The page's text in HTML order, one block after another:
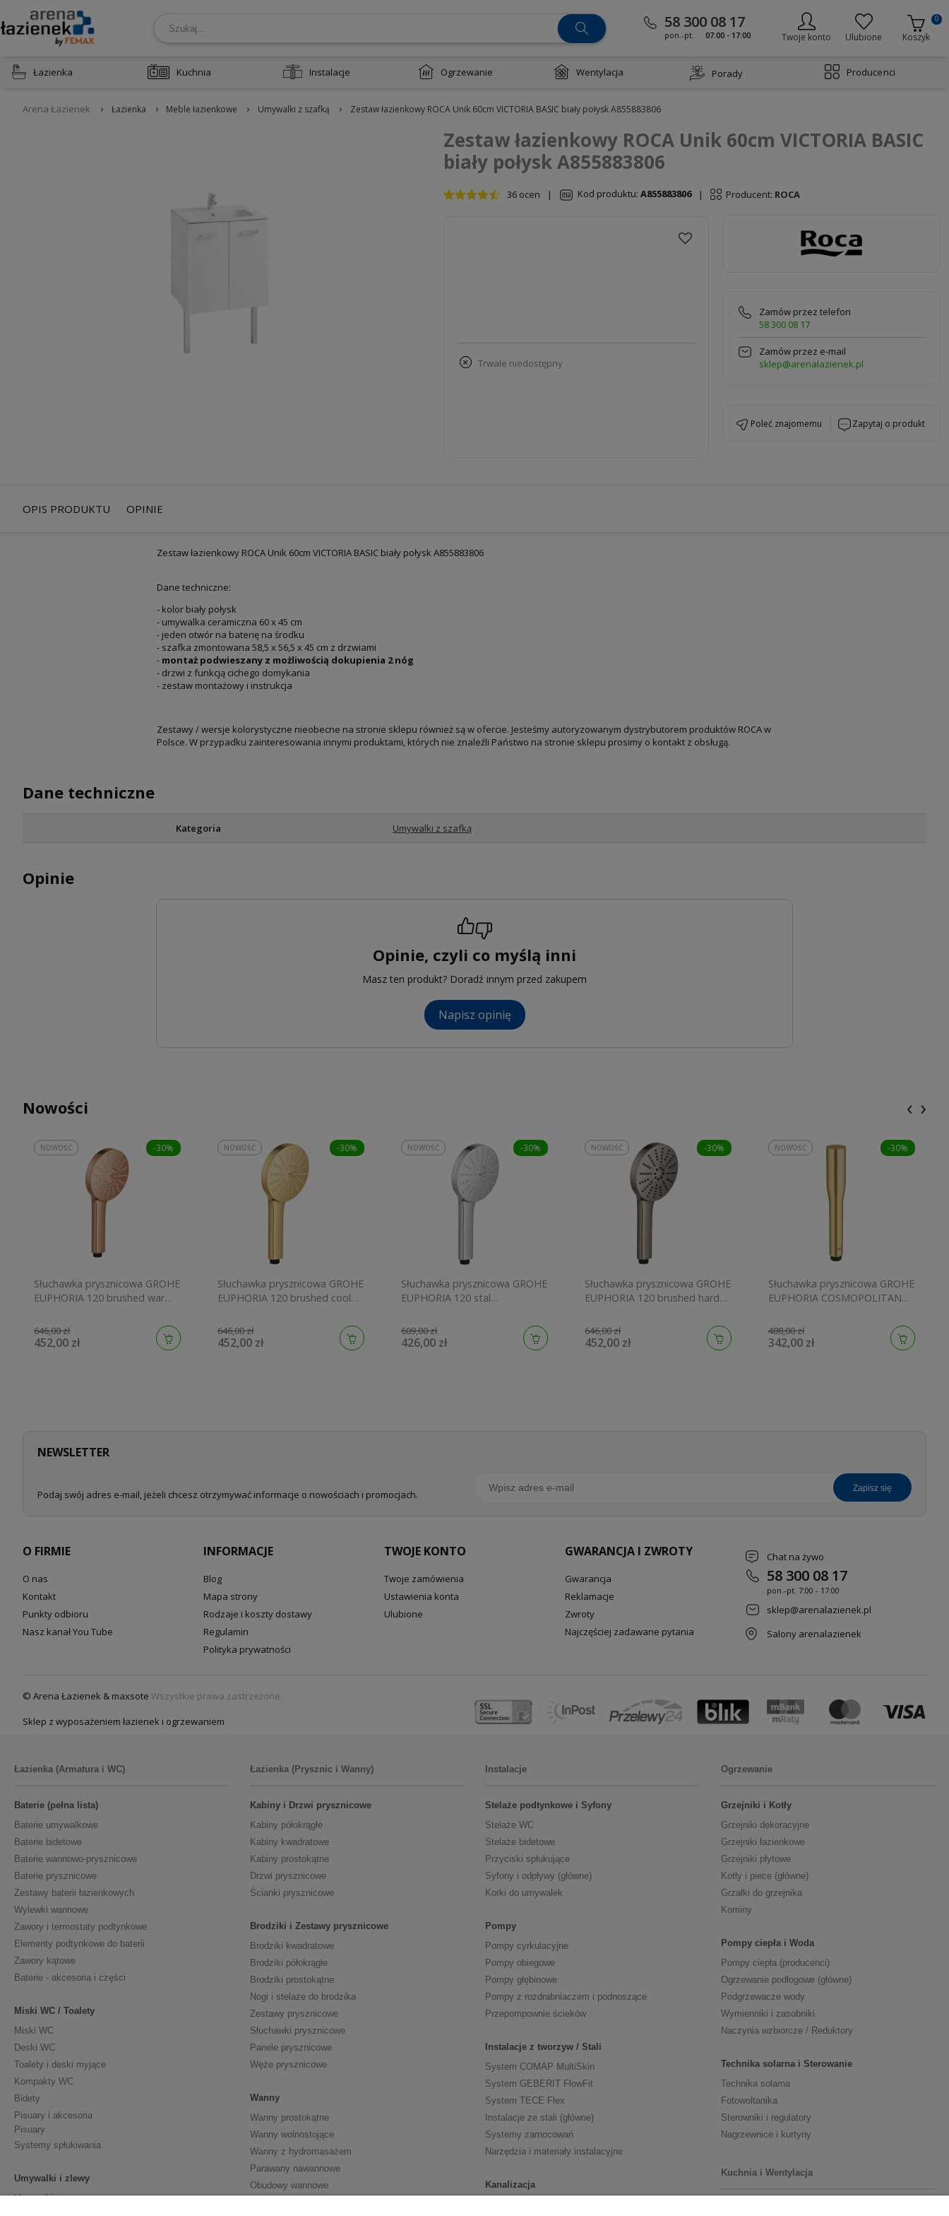
58 300 08 17
pon.-pt. 07:00 - 17:00 Twoje konto Ulubione Koszyk
0
Łazienka Kuchnia Instalacje Ogrzewanie Wentylacja Porady Producenci
Arena Łazienek › Łazienka › Meble łazienkowe › Umywalki z szafką › Zestaw łazienkowy ROCA Unik 60cm VICTORIA BASIC biały połysk A855883806
Zestaw łazienkowy ROCA Unik 60cm VICTORIA BASIC
biały połysk A855883806
36 ocen | Kod produktu: A855883806 | Producent: ROCA
trwale niedostępny
Zamów przez telefon
58 300 08 17
Zamów przez e-mail
sklep@arenalazienek.pl
poleć znajomemu zapytaj o produkt
OPIS PRODUKTU OPINIE
Zestaw łazienkowy ROCA Unik 60cm VICTORIA BASIC biały połysk A855883806
Dane techniczne:
- kolor biały połysk
- umywalka ceramiczna 60 x 45 cm
- jeden otwór na baterię na środku
- szafka zmontowana 58,5 x 56,5 x 45 cm z drzwiami
- montaż podwieszany z możliwością dokupienia 2 nóg
- drzwi z funkcją cichego domykania
- zestaw montażowy i instrukcja
Zestawy / wersje kolorystyczne nieobecne na stronie sklepu również są w ofercie. Jesteśmy autoryzowanym dystrybutorem produktów ROCA w
Polsce. W przypadku zainteresowania innymi produktami, których nie znaleźli Państwo na stronie sklepu prosimy o kontakt z obsługą.
Dane techniczne
Kategoria Umywalki z szafką
Opinie
Opinie, czyli co myślą inni
Masz ten produkt? Doradź innym przed zakupem
Napisz opinię
Nowości
-30%
Słuchawka prysznicowa GROHE
EUPHORIA 120 brushed warm
646,00 zł
452,00 zł
NOWOŚĆ -30%
Słuchawka prysznicowa GROHE
EUPHORIA 120 brushed cool
646,00 zł
452,00 zł
NOWOŚĆ -30%
Słuchawka prysznicowa GROHE
EUPHORIA 120 stal
609,00 zł
426,00 zł
NOWOŚĆ -30%
Słuchawka prysznicowa GROHE
EUPHORIA 120 brushed hard
646,00 zł
452,00 zł
NOWOŚĆ -30%
Słuchawka prysznicowa GROHE
EUPHORIA COSMOPOLITAN
27400GN0
488,00 zł
342,00 zł
NOWOŚĆ
‹ ›
NEWSLETTER
Podaj swój adres e-mail, jeżeli chcesz otrzymywać informacje o nowościach i promocjach.
zapisz się
O FIRMIE
O nas
Kontakt
Punkty odbioru
Nasz kanał You Tube
INFORMACJE
Blog
Mapa strony
Rodzaje i koszty dostawy
Regulamin
Polityka prywatności
TWOJE KONTO
Twoje zamówienia
Ustawienia konta
Ulubione
GWARANCJA I ZWROTY
Gwarancja
Reklamacje
Zwroty
Najczęściej zadawane pytania
Chat na żywo
58 300 08 17
pon.-pt. 7:00 - 17:00
sklep@arenalazienek.pl
Salony arenalazienek
© Arena Łazienek & maxsote Wszystkie prawa zastrzeżone.
Sklep z wyposażeniem łazienek i ogrzewaniem
Łazienka (Armatura i WC)
Baterie (pełna lista)
Baterie umywalkowe
Baterie bidetowe
Baterie wannowo-prysznicowe
Baterie prysznicowe
Zestawy baterii łazienkowych
Wylewki wannowe
Zawory i termostaty podtynkowe
Elementy podtynkowe do baterii
Zawory kątowe
Baterie - akcesoria i części
Miski WC / Toalety
Miski WC
Deski WC
Toalety i deski myjące
Kompakty WC
Bidety
Pisuary i akcesoria
Pisuary
Systemy spłukiwania
Umywalki i zlewy
Umywalki
Łazienka (Prysznic i Wanny)
Kabiny i Drzwi prysznicowe
Kabiny półokrągłe
Kabiny kwadratowe
Kabiny prostokątne
Drzwi prysznicowe
Ścianki prysznicowe
Brodziki i Zestawy prysznicowe
Brodziki kwadratowe
Brodziki półokrągłe
Brodziki prostokątne
Nogi i stelaże do brodzika
Zestawy prysznicowe
Słuchawki prysznicowe
Panele prysznicowe
Węże prysznicowe
Wanny
Wanny prostokątne
Wanny wolnostojące
Wanny z hydromasażem
Parawany nawannowe
Obudowy wannowe
Instalacje
Stelaże podtynkowe i Syfony
Stelaże WC
Stelaże bidetowe
Przyciski spłukujące
Syfony i odpływy (główne)
Korki do umywalek
Pompy
Pompy cyrkulacyjne
Pompy obiegowe
Pompy głębinowe
Pompy z rozdrabniaczem i podnoszące
Przepompownie ścieków
Instalacje z tworzyw / Stali
System COMAP MultiSkin
System GEBERIT FlowFit
System TECE Flex
Instalacje ze stali (główne)
Systemy zamocowań
Narzędzia i materiały instalacyjne
Kanalizacja
Ogrzewanie
Grzejniki i Kotły
Grzejniki dekoracyjne
Grzejniki łazienkowe
Grzejniki płytowe
Kotły i piece (główne)
Grzałki do grzejnika
Kominy
Pompy ciepła i Woda
Pompy ciepła (producenci)
Ogrzewanie podłogowe (główne)
Podgrzewacze wody
Wymienniki i zasobniki
Naczynia wzbiorcze / Reduktory
Technika solarna i Sterowanie
Technika solarna
Fotowoltanika
Sterowniki i regulatory
Nagrzewnice i kurtyny
Kuchnia i Wentylacja